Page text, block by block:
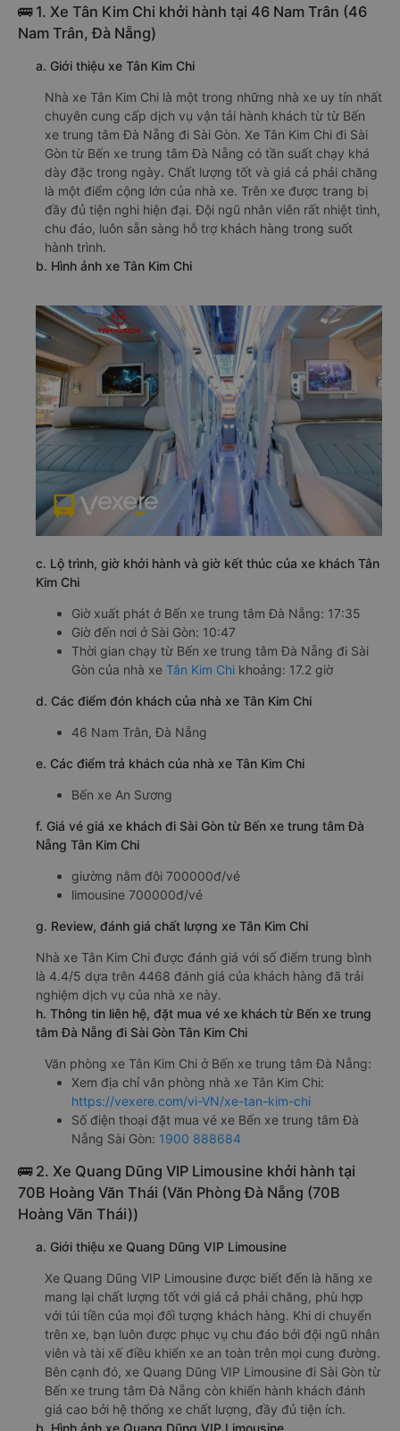
🚌 1. Xe Tân Kim Chi khởi hành tại 46 Nam Trân (46
Nam Trân, Đà Nẵng)
a. Giới thiệu xe Tân Kim Chi
Nhà xe Tân Kim Chi là một trong những nhà xe uy tín nhất
chuyên cung cấp dịch vụ vận tải hành khách từ từ Bến
xe trung tâm Đà Nẵng đi Sài Gòn. Xe Tân Kim Chi đi Sài
Gòn từ Bến xe trung tâm Đà Nẵng có tần suất chạy khá
dày đặc trong ngày. Chất lượng tốt và giá cả phải chăng
là một điểm cộng lớn của nhà xe. Trên xe được trang bị
đầy đủ tiện nghi hiện đại. Đội ngũ nhân viên rất nhiệt tình,
chu đáo, luôn sẵn sàng hỗ trợ khách hàng trong suốt
hành trình.
b. Hình ảnh xe Tân Kim Chi
c. Lộ trình, giờ khởi hành và giờ kết thúc của xe khách Tân
Kim Chi
Giờ xuất phát ở Bến xe trung tâm Đà Nẵng: 17:35
Giờ đến nơi ở Sài Gòn: 10:47
Thời gian chạy từ Bến xe trung tâm Đà Nẵng đi Sài
Gòn của nhà xe Tân Kim Chi khoảng: 17.2 giờ
d. Các điểm đón khách của nhà xe Tân Kim Chi
46 Nam Trân, Đà Nẵng
e. Các điểm trả khách của nhà xe Tân Kim Chi
Bến xe An Sương
f. Giá vé giá xe khách đi Sài Gòn từ Bến xe trung tâm Đà
Nẵng Tân Kim Chi
giường nằm đôi 700000đ/vé
limousine 700000đ/vé
g. Review, đánh giá chất lượng xe Tân Kim Chi
Nhà xe Tân Kim Chi được đánh giá với số điểm trung bình
là 4.4/5 dựa trên 4468 đánh giá của khách hàng đã trải
nghiệm dịch vụ của nhà xe này.
h. Thông tin liên hệ, đặt mua vé xe khách từ Bến xe trung
tâm Đà Nẵng đi Sài Gòn Tân Kim Chi
Văn phòng xe Tân Kim Chi ở Bến xe trung tâm Đà Nẵng:
Xem địa chỉ văn phòng nhà xe Tân Kim Chi:
https://vexere.com/vi-VN/xe-tan-kim-chi
Số điện thoại đặt mua vé xe Bến xe trung tâm Đà
Nẵng Sài Gòn: 1900 888684
🚌 2. Xe Quang Dũng VIP Limousine khởi hành tại
70B Hoàng Văn Thái (Văn Phòng Đà Nẵng (70B
Hoàng Văn Thái))
a. Giới thiệu xe Quang Dũng VIP Limousine
Xe Quang Dũng VIP Limousine được biết đến là hãng xe
mang lại chất lượng tốt với giá cả phải chăng, phù hợp
với túi tiền của mọi đối tượng khách hàng. Khi di chuyển
trên xe, bạn luôn được phục vụ chu đáo bởi đội ngũ nhân
viên và tài xế điều khiển xe an toàn trên mọi cung đường.
Bên cạnh đó, xe Quang Dũng VIP Limousine đi Sài Gòn từ
Bến xe trung tâm Đà Nẵng còn khiến hành khách đánh
giá cao bởi hệ thống xe chất lượng, đầy đủ tiện ích.